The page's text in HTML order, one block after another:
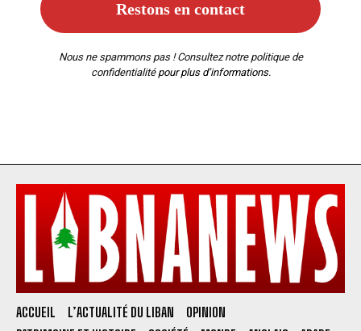
Nous ne spammons pas ! Consultez notre politique de
confidentialitépour plus d’informations.
ACCUEIL L’ACTUALITÉ DU LIBAN
OPINION